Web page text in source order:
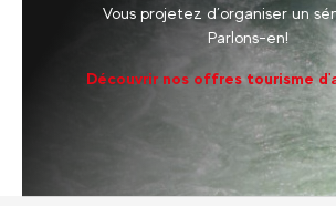
Vous projetez d’organiser un
Parlons-en!
Découvrir nos offres tourisme